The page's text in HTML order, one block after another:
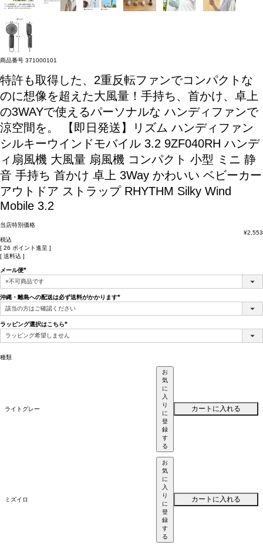
商品番号 371000101
特許も取得した、2重反転ファンでコンパクトな
のに想像を超えた大風量！手持ち、首かけ、卓上
の3WAYで使えるパーソナルな ハンディファンで
涼空間を。
【即日発送】リズム ハンディファン
シルキーウインドモバイル 3.2 9ZF040RH ハンデ
ィ扇風機 大風量 扇風機 コンパクト 小型 ミニ 静
音 手持ち 首かけ 卓上 3Way かわいい ベビーカー
アウトドア ストラップ RHYTHM Silky Wind
Mobile 3.2
当店特別価格
¥2,553
税込
[ 26 ポイント進呈 ]
送料込
メール便
(必
須)
沖縄・離島への配送は必ず送料がかかります
ラッピング選択はこちら
(必
種類
ライトグレー
お
気
に
入
り
に
登
録
す
る
カートに入れる
ミズイロ
お
気
に
入
り
に
登
録
す
る
カートに入れる